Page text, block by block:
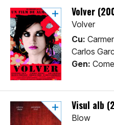
Volver
Volver
Cu:
Carlos
Gen:
Visul alb
Blow